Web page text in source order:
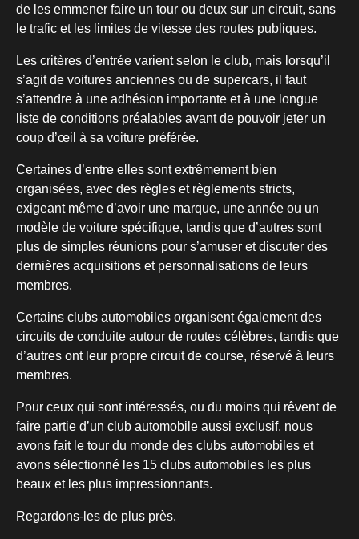
de les emmener faire un tour ou deux sur un circuit, sans
le trafic et les limites de vitesse des routes publiques.
Les critères d’entrée varient selon le club, mais lorsqu’il
s’agit de voitures anciennes ou de supercars, il faut
s’attendre à une adhésion importante et à une longue
liste de conditions préalables avant de pouvoir jeter un
coup d’œil à sa voiture préférée.
Certaines d’entre elles sont extrêmement bien
organisées, avec des règles et règlements stricts,
exigeant même d’avoir une marque, une année ou un
modèle de voiture spécifique, tandis que d’autres sont
plus de simples réunions pour s’amuser et discuter des
dernières acquisitions et personnalisations de leurs
membres.
Certains clubs automobiles organisent également des
circuits de conduite autour de routes célèbres, tandis que
d’autres ont leur propre circuit de course, réservé à leurs
membres.
Pour ceux qui sont intéressés, ou du moins qui rêvent de
faire partie d’un club automobile aussi exclusif, nous
avons fait le tour du monde des clubs automobiles et
avons sélectionné les 15 clubs automobiles les plus
beaux et les plus impressionnants.
Regardons-les de plus près.